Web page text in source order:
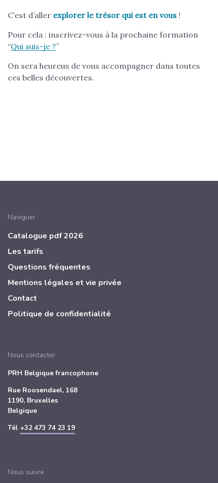
C’est d’aller explorer le trésor qui est en vous !
Pour cela : inscrivez-vous à la prochaine formation
“Qui suis-je ?”
On sera heureux de vous accompagner dans toutes
ces belles découvertes.
Naviguer
Catalogue pdf 2026
Les tarifs
Questions fréquentes
Mentions légales et vie privée
Contact
Politique de confidentialité
Nous contacter
PRH Belgique francophone
Rue Roosendael, 168
1190, Bruxelles
Belgique
Tél +32 473 74 23 19
Nous suivre